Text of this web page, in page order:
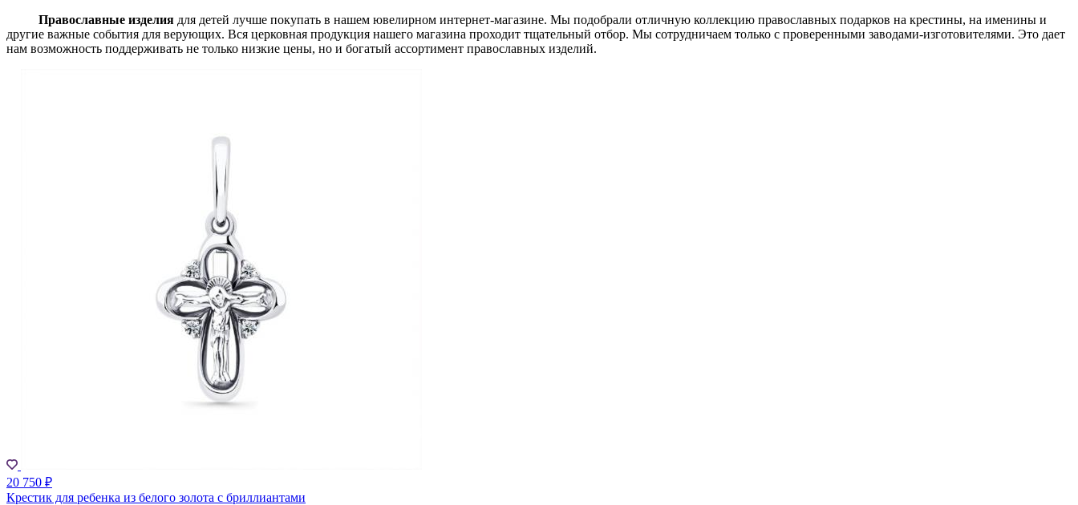
Православные изделия для детей лучше покупать в нашем ювелирном интернет-магазине. Мы подобрали отличную коллекцию православных подарков на крестины, на именины и
другие важные события для верующих. Вся церковная продукция нашего магазина проходит тщательный отбор. Мы сотрудничаем только с проверенными заводами-изготовителями. Это дает
нам возможность поддерживать не только низкие цены, но и богатый ассортимент православных изделий.
20 750 ₽
Крестик для ребенка из белого золота с бриллиантами